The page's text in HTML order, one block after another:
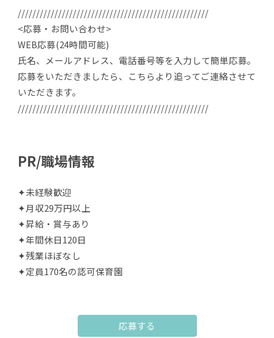
////////////////////////////////////////////////////
<応募・お問い合わせ>
WEB応募(24時間可能)
氏名、メールアドレス、電話番号等を入力して簡単応募。
応募をいただきましたら、こちらより追ってご連絡させて
いただきます。
////////////////////////////////////////////////////
PR/職場情報
✦未経験歓迎
✦月収29万円以上
✦昇給・賞与あり
✦年間休日120日
✦残業ほぼなし
✦定員170名の認可保育園
応募する